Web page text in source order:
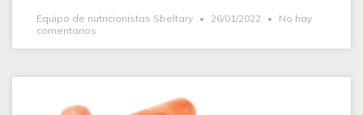
Equipo de nutricionistas Sbeltary 26/01/2022
No hay
comentarios